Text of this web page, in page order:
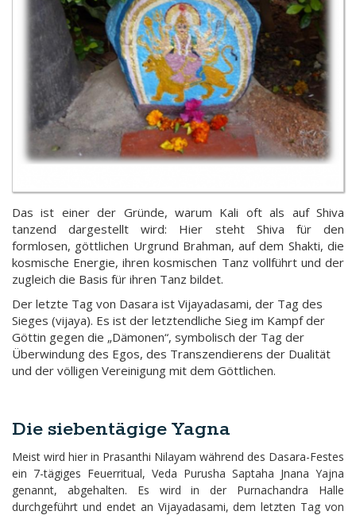
Das ist einer der Gründe, warum Kali oft als auf Shiva
tanzend dargestellt wird: Hier steht Shiva für den
formlosen, göttlichen Urgrund Brahman, auf dem Shakti, die
kosmische Energie, ihren kosmischen Tanz vollführt und der
zugleich die Basis für ihren Tanz bildet.
Der letzte Tag von Dasara ist Vijayadasami, der Tag des
Sieges (vijaya). Es ist der letztendliche Sieg im Kampf der
Göttin gegen die „Dämonen“, symbolisch der Tag der
Überwindung des Egos, des Transzendierens der Dualität
und der völligen Vereinigung mit dem Göttlichen.
Die siebentägige Yagna
Meist wird hier in Prasanthi Nilayam während des Dasara-Festes
ein 7-tägiges Feuerritual, Veda Purusha Saptaha Jnana Yajna
genannt, abgehalten. Es wird in der Purnachandra Halle
durchgeführt und endet an Vijayadasami, dem letzten Tag von